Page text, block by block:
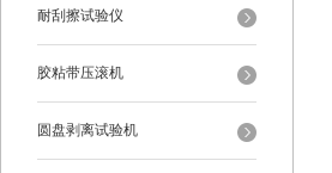
耐刮擦试验仪
胶粘带压滚机
圆盘剥离试验机